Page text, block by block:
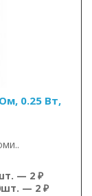
0.25 Вт,
— 2 ₽
— 2 ₽